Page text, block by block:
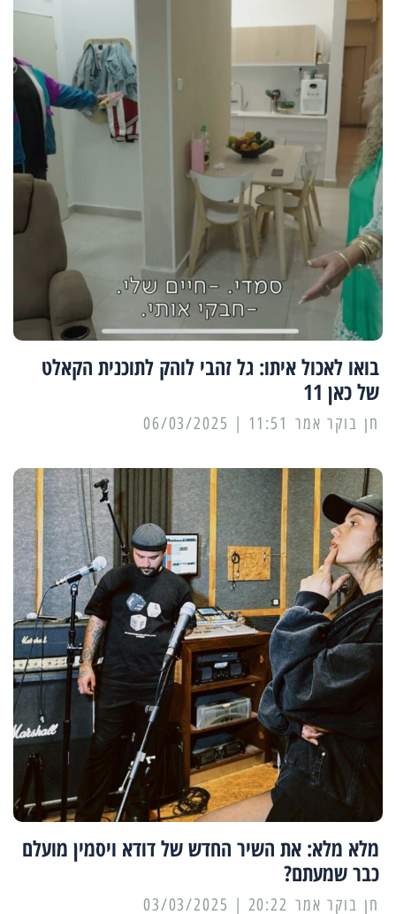
בואו לאכול איתו: גל זהבי לוהק לתוכנית הקאלט
של כאן 11
11:51 | 06/03/2025
מלא מלא: את השיר החדש של דודא ויסמין מועלם
כבר שמעתם?
20:22 | 03/03/2025